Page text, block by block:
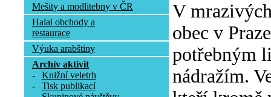
Mešity a modlitebny v ČR
Halal obchody a
restaurace
Výuka arabštiny
Archív aktivit
-
Knižní veletrh
-
Tisk publikací
V
obec v
potřebným
nádražím.